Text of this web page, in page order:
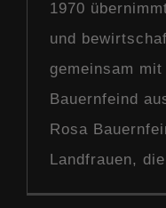
1970
und
gemeinsam
Bauernfeind
Rosa
Landfrauen,